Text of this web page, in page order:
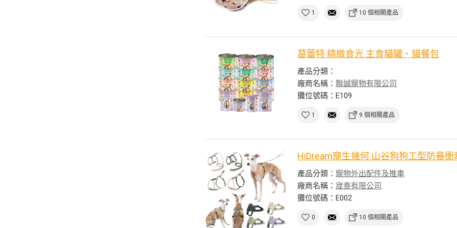
1 10 個相關產品
葛蕾特 精緻食光 主食貓罐、貓餐包
產品分類：
廠商名稱：聯誠寵物有限公司
攤位號碼：E109
1 9 個相關產品
HiDream寵生幾何 山谷狗狗工型防暴衝
產品分類：寵物外出配件及推車
廠商名稱： 宬泰有限公司
攤位號碼：E002
0 10 個相關產品